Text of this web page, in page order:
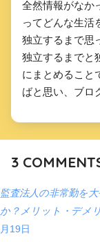
全然情報がなか
ってどんな生活
独立するまで思
独立するまでと
にまとめること
ばと思い、ブロ
3
監査法人の非常勤を
か？メリット・デメ
月19日